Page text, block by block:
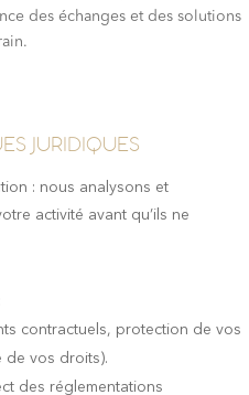
des échanges et des solutions
JURIDIQUES
: nous analysons et
activité avant qu’ils ne
contractuels, protection de vos
de vos droits).
des réglementations